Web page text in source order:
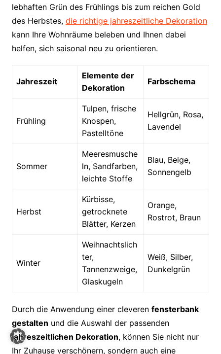
lebhaften Grün des Frühlings bis zum reichen Gold
des Herbstes, die richtige jahreszeitliche Dekoration
kann Ihre Wohnräume beleben und Ihnen dabei
helfen, sich saisonal neu zu orientieren.
Jahreszeit
Elemente der
Dekoration
Farbschema
Frühling
Tulpen, frische
Knospen,
Pastelltöne
Hellgrün, Rosa,
Lavendel
Sommer
Meeresmusche
ln, Sandfarben,
leichte Stoffe
Blau, Beige,
Sonnengelb
Herbst
Kürbisse,
getrocknete
Blätter, Kerzen
Orange,
Rostrot, Braun
Winter
Weihnachtslich
ter,
Tannenzweige,
Glaskugeln
Weiß, Silber,
Dunkelgrün
Durch die Anwendung einer cleveren fensterbank
gestalten und die Auswahl der passenden
jahreszeitlichen Dekoration, können Sie nicht nur
Ihr Zuhause verschönern, sondern auch eine